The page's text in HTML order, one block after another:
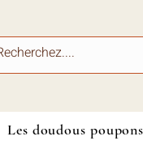
Les doudous poupons